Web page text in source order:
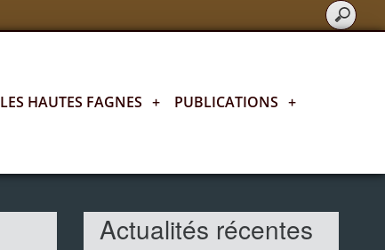
LES HAUTES FAGNES + PUBLICATIONS +
Actualités récentes